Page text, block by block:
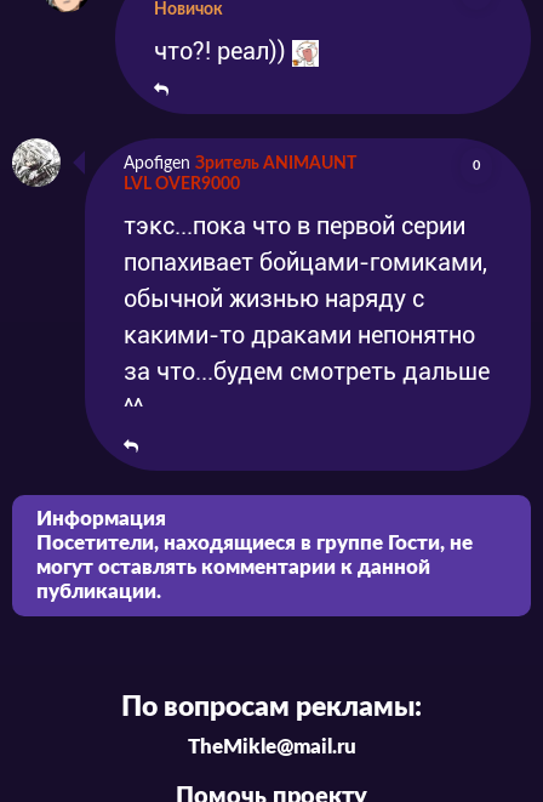
Новичок
что?! реал))
Apofigen Зритель ANIMAUNT
LVL OVER9000
0
тэкс...пока что в первой серии
попахивает бойцами-гомиками,
обычной жизнью наряду с
какими-то драками непонятно
за что...будем смотреть дальше
^^
Информация
Посетители, находящиеся в группе Гости, не
могут оставлять комментарии к данной
публикации.
По вопросам рекламы:
TheMikle@mail.ru